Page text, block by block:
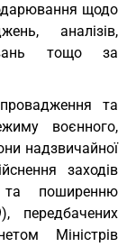
щодо
аналізів,
тощо за
та
воєнного,
надзвичайної
заходів
та поширенню
передбачених
Міністрів